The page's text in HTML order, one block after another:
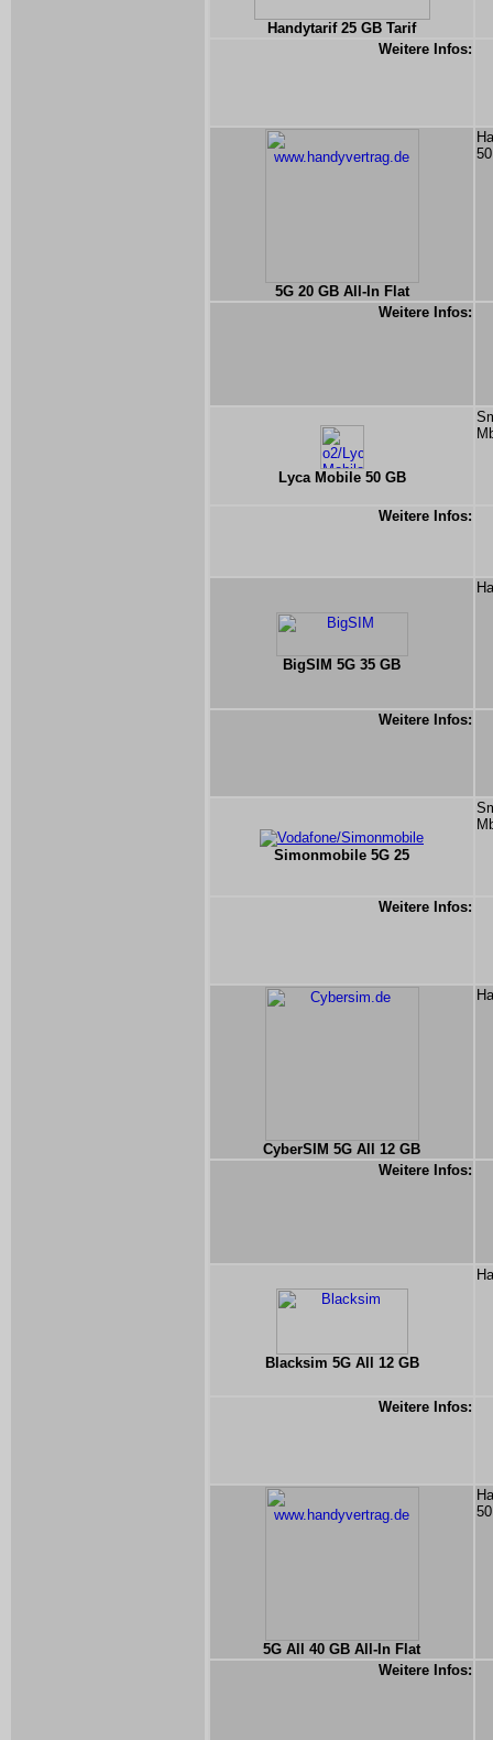
Handytarif 25 GB Tarif
Weitere Infos:
5G 20 GB All-In Flat
Weitere Infos:
Lyca Mobile 50 GB
Weitere Infos:
BigSIM 5G 35 GB
Weitere Infos:
Simonmobile 5G 25
Weitere Infos:
CyberSIM 5G All 12 GB
Weitere Infos:
Blacksim 5G All 12 GB
Weitere Infos:
5G All 40 GB All-In Flat
Weitere Infos: